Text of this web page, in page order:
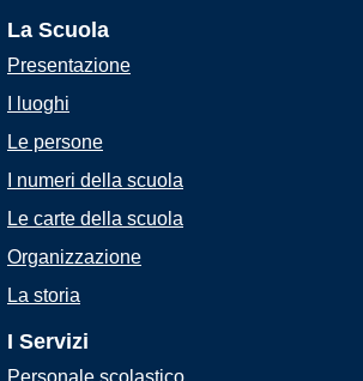
La Scuola
Presentazione
I luoghi
Le persone
I numeri della scuola
Le carte della scuola
Organizzazione
La storia
I Servizi
Personale scolastico